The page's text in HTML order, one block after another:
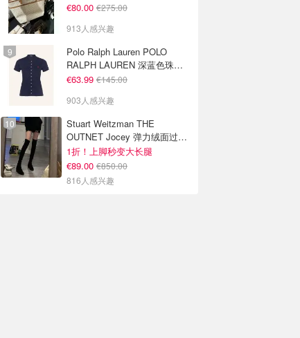
€80.00 €275.00
913人感兴趣
Polo Ralph Lauren POLO
RALPH LAUREN 深蓝色珠地
布 Polo衫
€63.99 €145.00
903人感兴趣
Stuart Weitzman THE
OUTNET Jocey 弹力绒面过膝
靴
1折！上脚秒变大长腿
€89.00 €850.00
816人感兴趣